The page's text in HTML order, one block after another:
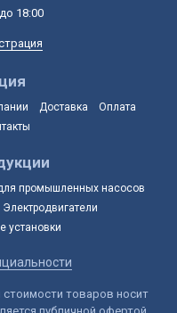
18:00
Доставка
Оплата
промышленных насосов
Электродвигатели
установки
товаров носит